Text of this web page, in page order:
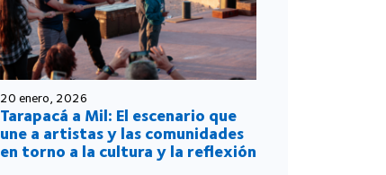
20 enero, 2026
Tarapacá a Mil: El escenario que
une a artistas y las comunidades
en torno a la cultura y la reflexión